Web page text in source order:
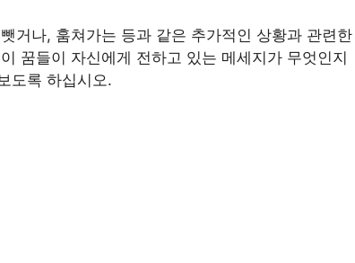
거나, 훔쳐가는 등과 같은 추가적인 상황과 관련한
꿈들이 자신에게 전하고 있는 메세지가 무엇인지
도록 하십시오.